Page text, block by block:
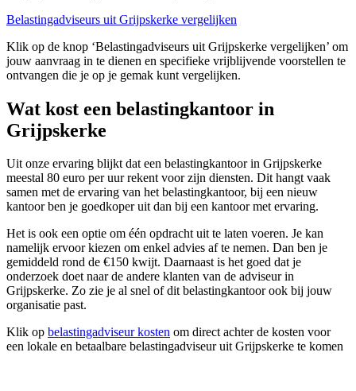
Belastingadviseurs uit Grijpskerke vergelijken
Klik op de knop ‘Belastingadviseurs uit Grijpskerke vergelijken’ om
jouw aanvraag in te dienen en specifieke vrijblijvende voorstellen te
ontvangen die je op je gemak kunt vergelijken.
Wat kost een belastingkantoor in
Grijpskerke
Uit onze ervaring blijkt dat een belastingkantoor in Grijpskerke
meestal 80 euro per uur rekent voor zijn diensten. Dit hangt vaak
samen met de ervaring van het belastingkantoor, bij een nieuw
kantoor ben je goedkoper uit dan bij een kantoor met ervaring.
Het is ook een optie om één opdracht uit te laten voeren. Je kan
namelijk ervoor kiezen om enkel advies af te nemen. Dan ben je
gemiddeld rond de €150 kwijt. Daarnaast is het goed dat je
onderzoek doet naar de andere klanten van de adviseur in
Grijpskerke. Zo zie je al snel of dit belastingkantoor ook bij jouw
organisatie past.
Klik op belastingadviseur kosten om direct achter de kosten voor
een lokale en betaalbare belastingadviseur uit Grijpskerke te komen